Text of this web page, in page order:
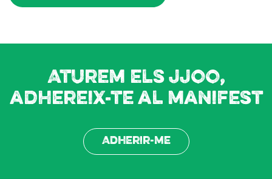
Aturem els JJOO,
adhereix-te al manifest
Adherir-me